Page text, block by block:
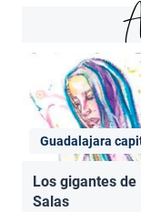
Guadalajara
Los gigantes de
Salas